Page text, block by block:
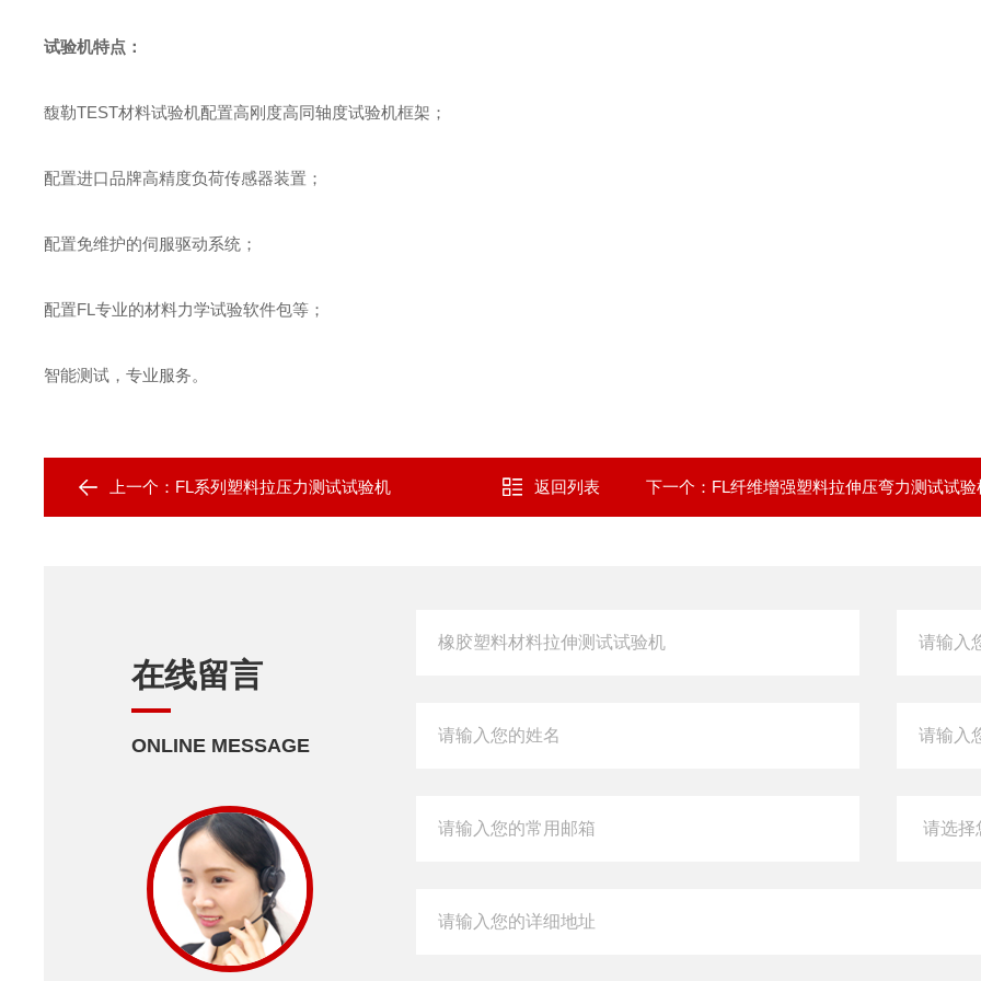
试验机特点 ：
馥勒TEST材料试验机配置高刚度高同轴度试验机框架；
配置进口品牌高精度负荷传感器装置；
配置免维护的伺服驱动系统；
配置FL 专业的材料力学试验软件包等；
智能测试，专业服务。
上一个： FL系列塑料拉压力测试试验机 返回列表 下一个： FL纤维增强塑料拉伸压弯力测试试验
在线留言
ONLINE MESSAGE